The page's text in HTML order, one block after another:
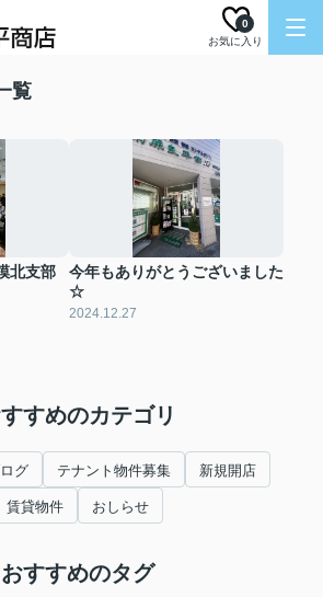
お気に入り
0
覧
北支部
今年もありがとうございました
☆
2024.12.27
すめのカテゴリ
グ テナント物件募集 新規開店
賃貸物件 おしらせ
おすすめのタグ